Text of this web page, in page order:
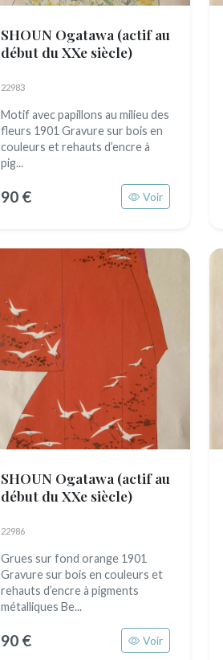
SHOUN Ogatawa (actif au
début du XXe siècle)
22983
Motif avec papillons au milieu des
fleurs 1901 Gravure sur bois en
couleurs et rehauts d’encre à
pig...
90 € Voir
SHOUN Ogatawa (actif au
début du XXe siècle)
22986
Grues sur fond orange 1901
Gravure sur bois en couleurs et
rehauts d’encre à pigments
métalliques Be...
90 € Voir